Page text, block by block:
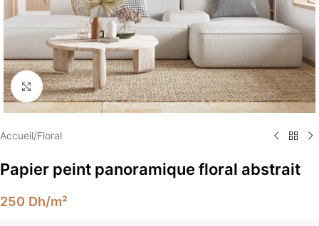
Élargir
Accueil/Floral
Papier peint panoramique floral abstrait
250 Dh/m²